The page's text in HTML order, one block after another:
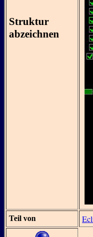
Struktur
abzeichnen
Teil von